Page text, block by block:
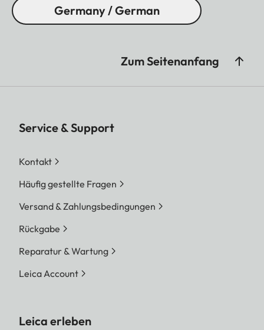
Germany / German
Zum Seitenanfang
Service & Support
Kontakt
Häufig gestellte Fragen
Versand & Zahlungsbedingungen
Rückgabe
Reparatur & Wartung
Leica Account
Leica erleben